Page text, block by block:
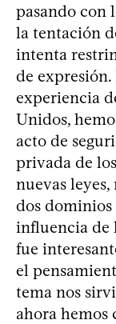
pasando con
la tentación
intenta
de
experiencia
Unidos,
acto de
privada de
nuevas
dos dominios
influencia de
fue
el
tema nos
ahora hemos